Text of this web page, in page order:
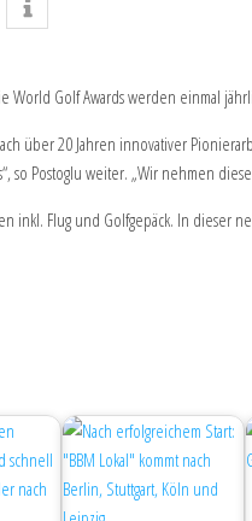
World Golf Awards werden
über 20 Jahren innovativer
so Postoglu weiter. „Wir nehmen
inkl. Flug und Golfgepäck. In